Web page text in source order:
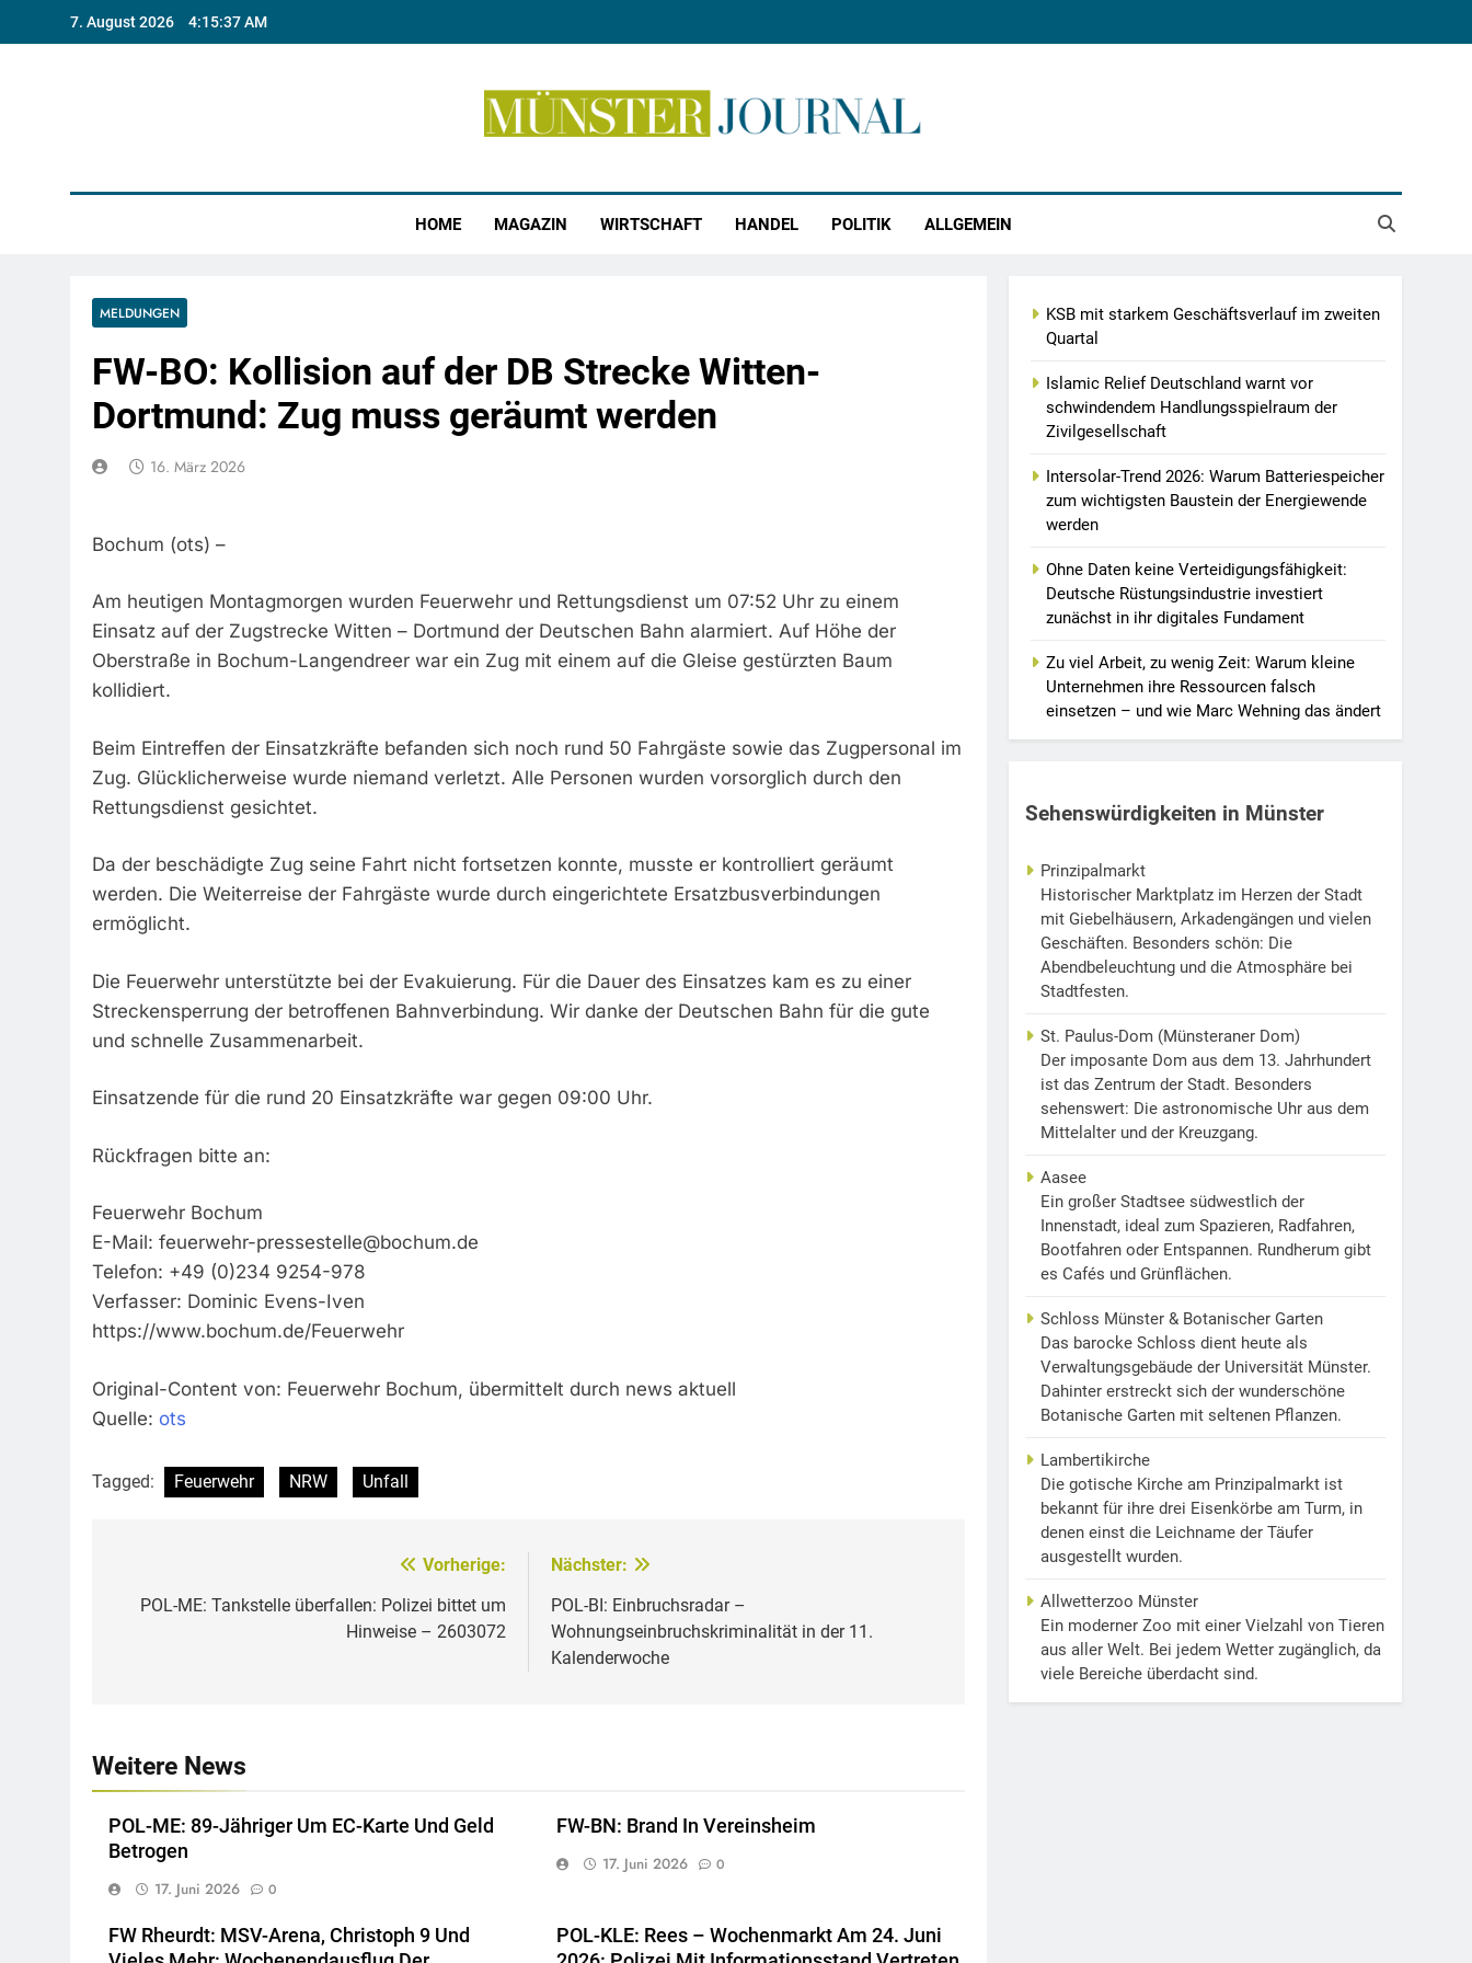
7. August 2026 4:15:37 AM
HOME MAGAZIN WIRTSCHAFT HANDEL POLITIK ALLGEMEIN
MELDUNGEN
FW-BO: Kollision auf der DB Strecke Witten-
Dortmund: Zug muss geräumt werden
16. März 2026
Bochum (ots) –
Am heutigen Montagmorgen wurden Feuerwehr und Rettungsdienst um 07:52 Uhr zu einem
Einsatz auf der Zugstrecke Witten – Dortmund der Deutschen Bahn alarmiert. Auf Höhe der
Oberstraße in Bochum-Langendreer war ein Zug mit einem auf die Gleise gestürzten Baum
kollidiert.
Beim Eintreffen der Einsatzkräfte befanden sich noch rund 50 Fahrgäste sowie das Zugpersonal im
Zug. Glücklicherweise wurde niemand verletzt. Alle Personen wurden vorsorglich durch den
Rettungsdienst gesichtet.
Da der beschädigte Zug seine Fahrt nicht fortsetzen konnte, musste er kontrolliert geräumt
werden. Die Weiterreise der Fahrgäste wurde durch eingerichtete Ersatzbusverbindungen
ermöglicht.
Die Feuerwehr unterstützte bei der Evakuierung. Für die Dauer des Einsatzes kam es zu einer
Streckensperrung der betroffenen Bahnverbindung. Wir danke der Deutschen Bahn für die gute
und schnelle Zusammenarbeit.
Einsatzende für die rund 20 Einsatzkräfte war gegen 09:00 Uhr.
Rückfragen bitte an:
Feuerwehr Bochum
E-Mail: feuerwehr-pressestelle@bochum.de
Telefon: +49 (0)234 9254-978
Verfasser: Dominic Evens-Iven
https://www.bochum.de/Feuerwehr
Original-Content von: Feuerwehr Bochum, übermittelt durch news aktuell
Quelle: ots
Tagged: Feuerwehr NRW Unfall
Vorherige:
POL-ME: Tankstelle überfallen: Polizei bittet um
Hinweise – 2603072
Nächster:
POL-BI: Einbruchsradar –
Wohnungseinbruchskriminalität in der 11.
Kalenderwoche
Weitere News
POL-ME: 89-Jähriger Um EC-Karte Und Geld
Betrogen
17. Juni 2026 0
FW-BN: Brand In Vereinsheim
17. Juni 2026 0
FW Rheurdt: MSV-Arena, Christoph 9 Und
POL-KLE: Rees – Wochenmarkt Am 24. Juni
KSB mit starkem Geschäftsverlauf im zweiten
Quartal
Islamic Relief Deutschland warnt vor
schwindendem Handlungsspielraum der
Zivilgesellschaft
Intersolar-Trend 2026: Warum Batteriespeicher
zum wichtigsten Baustein der Energiewende
werden
Ohne Daten keine Verteidigungsfähigkeit:
Deutsche Rüstungsindustrie investiert
zunächst in ihr digitales Fundament
Zu viel Arbeit, zu wenig Zeit: Warum kleine
Unternehmen ihre Ressourcen falsch
einsetzen – und wie Marc Wehning das ändert
Sehenswürdigkeiten in Münster
Prinzipalmarkt
Historischer Marktplatz im Herzen der Stadt
mit Giebelhäusern, Arkadengängen und vielen
Geschäften. Besonders schön: Die
Abendbeleuchtung und die Atmosphäre bei
Stadtfesten.
St. Paulus-Dom (Münsteraner Dom)
Der imposante Dom aus dem 13. Jahrhundert
ist das Zentrum der Stadt. Besonders
sehenswert: Die astronomische Uhr aus dem
Mittelalter und der Kreuzgang.
Aasee
Ein großer Stadtsee südwestlich der
Innenstadt, ideal zum Spazieren, Radfahren,
Bootfahren oder Entspannen. Rundherum gibt
es Cafés und Grünflächen.
Schloss Münster & Botanischer Garten
Das barocke Schloss dient heute als
Verwaltungsgebäude der Universität Münster.
Dahinter erstreckt sich der wunderschöne
Botanische Garten mit seltenen Pflanzen.
Lambertikirche
Die gotische Kirche am Prinzipalmarkt ist
bekannt für ihre drei Eisenkörbe am Turm, in
denen einst die Leichname der Täufer
ausgestellt wurden.
Allwetterzoo Münster
Ein moderner Zoo mit einer Vielzahl von Tieren
aus aller Welt. Bei jedem Wetter zugänglich, da
viele Bereiche überdacht sind.